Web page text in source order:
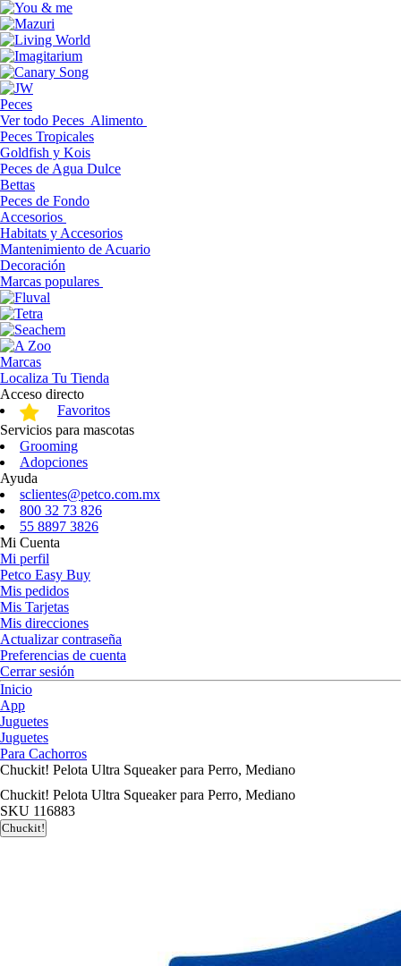
Peces
Ver todo Peces Alimento
Peces Tropicales
Goldfish y Kois
Peces de Agua Dulce
Bettas
Peces de Fondo
Accesorios
Habitats y Accesorios
Mantenimiento de Acuario
Decoración
Marcas populares
Marcas
Localiza Tu Tienda
Acceso directo
Favoritos
Servicios para mascotas
Grooming
Adopciones
Ayuda
sclientes@petco.com.mx
800 32 73 826
55 8897 3826
Mi Cuenta
Mi perfil
Petco Easy Buy
Mis pedidos
Mis Tarjetas
Mis direcciones
Actualizar contraseña
Preferencias de cuenta
Cerrar sesión
Inicio
App
Juguetes
Juguetes
Para Cachorros
Chuckit! Pelota Ultra Squeaker para Perro, Mediano
Chuckit! Pelota Ultra Squeaker para Perro, Mediano
SKU 116883
Chuckit!